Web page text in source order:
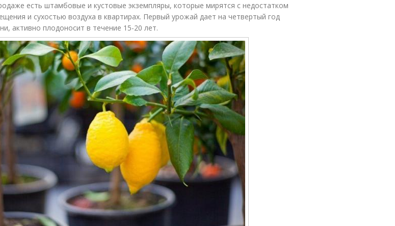
есть штамбовые и кустовые экземпляры, которые мирятся с недостатком
и сухостью воздуха в квартирах. Первый урожай дает на четвертый год
активно плодоносит в течение 15-20 лет.